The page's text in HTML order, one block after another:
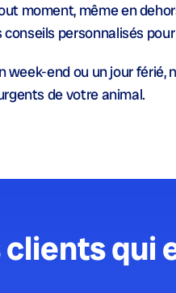
moment, même en
personnalisés
week-end ou un jour
de votre animal.
qui